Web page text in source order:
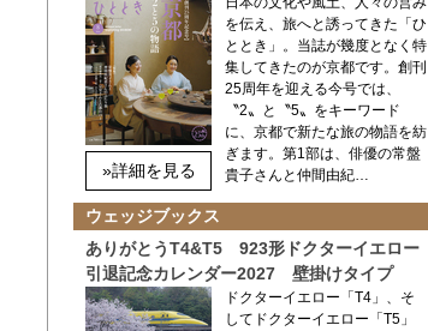
»詳細を見る
を伝え、旅へと誘ってきた「ひ
ととき」。当誌が幾度となく特
集してきたのが京都です。創刊
25周年を迎える今号では、
〝2〟と〝5〟をキーワード
に、京都で新たな旅の物語を紡
ぎます。第1部は、俳優の常盤
貴子さんと仲間由紀…
ウェッジブックス
ありがとうT4&T5 923形ドクターイエロー
引退記念カレンダー2027 壁掛けタイプ
ドクターイエロー「T4」、そ
してドクターイエロー「T5」